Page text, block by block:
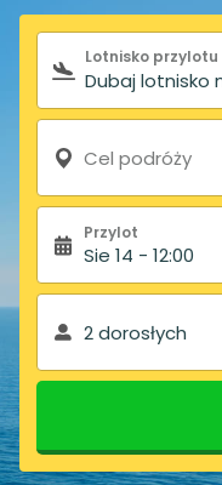
Formularz
Lotnisko przylotu
Cel podróży
Przylot
Sie 14 - 12:00
2 dorosłych